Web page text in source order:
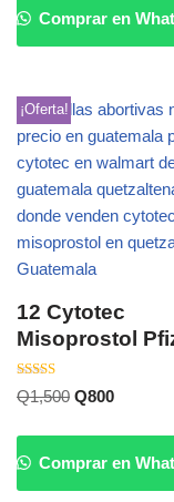
Comprar en
¡Oferta!
12 Cytotec
Misoprostol
Valorado
con
Q1,500 Q800
Comprar en